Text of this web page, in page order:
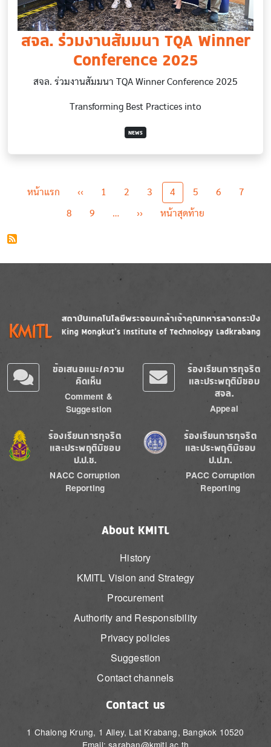
สจล. ร่วมงานสัมมนา TQA Winner
Conference 2025
สจล. ร่วมงานสัมมนา TQA Winner Conference 2025
Transforming Best Practices into
NEWS
Pagination
หน้าแรกFirst page
‹‹Previous page
1 2 3 4 5 6 7
8 9 … ››Next page
หน้าสุดท้ายLast page
Image
ข้อเสนอแนะ/ความ
คิดเห็น
Comment &
Suggestion
ร้องเรียนการทุจริต
และประพฤติมิชอบ
สจล.
Appeal
Image
ร้องเรียนการทุจริต
และประพฤติมิชอบ
ป.ป.ช.
NACC Corruption
Reporting
Image
ร้องเรียนการทุจริต
และประพฤติมิชอบ
ป.ป.ท.
PACC Corruption
Reporting
About KMITL
History
KMITL Vision and Strategy
Procurement
Authority and Responsibility
Privacy policies
Suggestion
Contact channels
Contact us
1 Chalong Krung, 1 Alley, Lat Krabang, Bangkok 10520